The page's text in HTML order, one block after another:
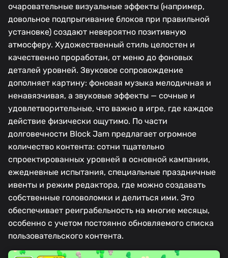
очаровательные визуальные эффекты (например,
довольное подпрыгивание блоков при правильной
установке) создают невероятно позитивную
атмосферу. Художественный стиль целостен и
качественно проработан, от меню до фоновых
деталей уровней. Звуковое сопровождение
дополняет картину: фоновая музыка мелодичная и
ненавязчивая, а звуковые эффекты — сочные и
удовлетворительные, что важно в игре, где каждое
действие физически ощутимо. По части
долговечности Block Jam предлагает огромное
количество контента: сотни тщательно
спроектированных уровней в основной кампании,
ежедневные испытания, специальные праздничные
ивенты и режим редактора, где можно создавать
собственные головоломки и делиться ими. Это
обеспечивает реиграбельность на многие месяцы,
особенно с учетом постоянно обновляемого списка
пользовательского контента.